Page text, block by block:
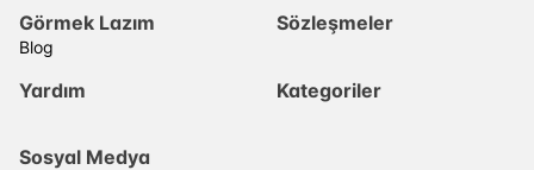
Görmek Lazım
Blog
Sözleşmeler
Yardım Kategoriler
Sosyal Medya